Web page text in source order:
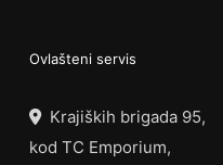
Ovlašteni servis
Krajiških brigada 95,
kod TC Emporium,